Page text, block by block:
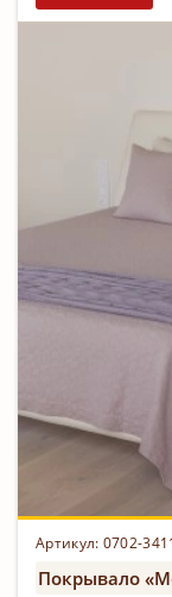
Артикул: 0702-
Покрывало